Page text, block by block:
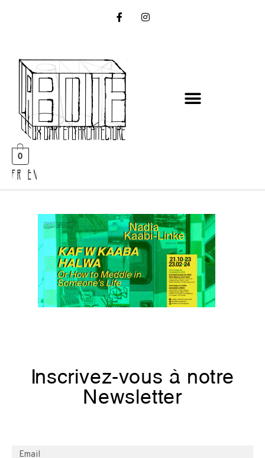
0
FR EN
Inscrivez-vous à notre
Newsletter